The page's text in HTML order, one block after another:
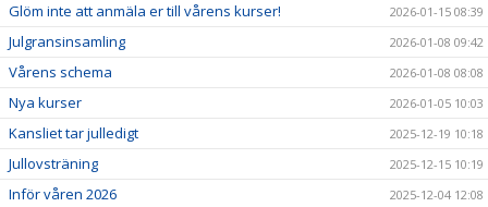
Glöm inte att anmäla er till vårens kurser! 2026-01-15 08:39
Julgransinsamling 2026-01-08 09:42
Vårens schema 2026-01-08 08:08
Nya kurser 2026-01-05 10:03
Kansliet tar julledigt 2025-12-19 10:18
Jullovsträning 2025-12-15 10:19
Inför våren 2026 2025-12-04 12:08